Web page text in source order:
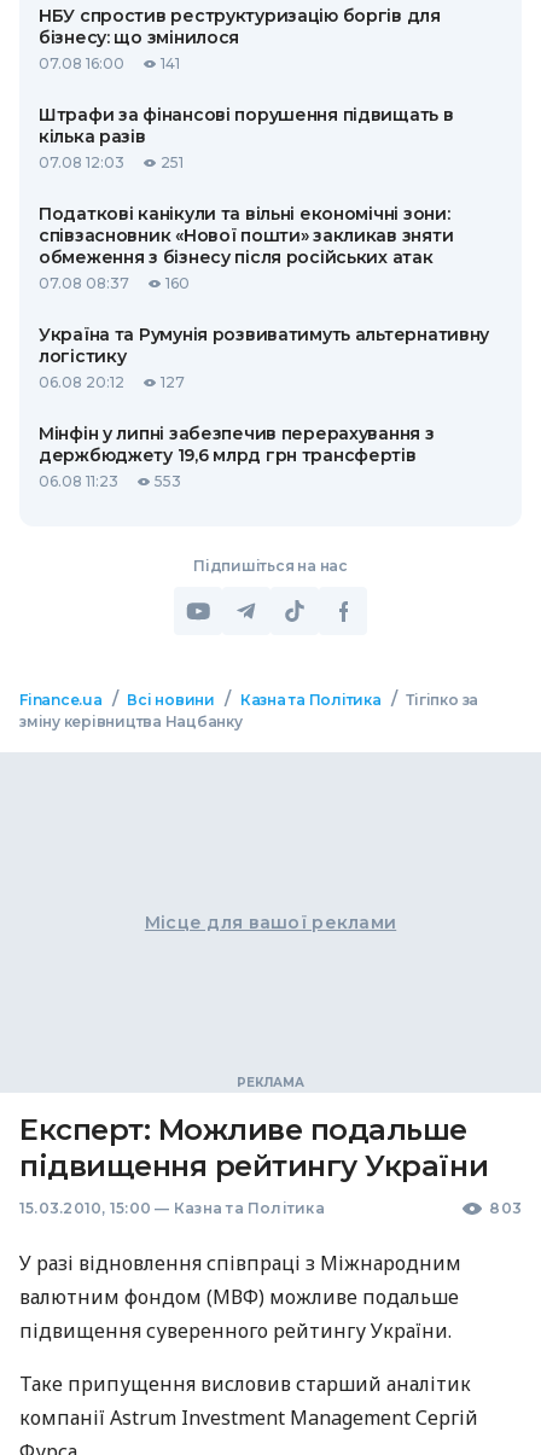
НБУ спростив реструктуризацію боргів для
бізнесу: що змінилося
07.08 16:00 141
Штрафи за фінансові порушення підвищать в
кілька разів
07.08 12:03 251
Податкові канікули та вільні економічні зони:
співзасновник «Нової пошти» закликав зняти
обмеження з бізнесу після російських атак
07.08 08:37 160
Україна та Румунія розвиватимуть альтернативну
логістику
06.08 20:12 127
Мінфін у липні забезпечив перерахування з
держбюджету 19,6 млрд грн трансфертів
06.08 11:23 553
Підпишіться на нас
Finance.ua / Всі новини / Казна та Політика / Тігіпко за
зміну керівництва Нацбанку
Місце для вашої реклами
Експерт: Можливе подальше
підвищення рейтингу України
15.03.2010, 15:00 — Казна та Політика 803
У разі відновлення співпраці з Міжнародним
валютним фондом (МВФ) можливе подальше
підвищення суверенного рейтингу України.
Таке припущення висловив старший аналітик
компанії Astrum Investment Management Сергій